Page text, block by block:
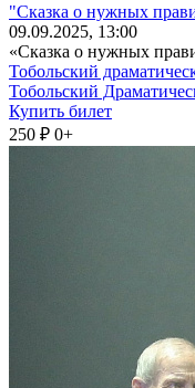
"Сказка о нужных
09.09.2025, 13:00
«Сказка о нужных
Тобольский
Тобольский
Купить билет
250 ₽ 0+